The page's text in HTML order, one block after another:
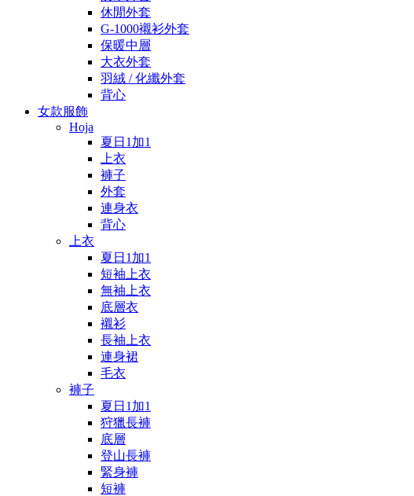
休閒外套
G-1000襯衫外套
保暖中層
大衣外套
羽絨 / 化纖外套
背心
女款服飾
Hoja
夏日1加1
上衣
褲子
外套
連身衣
背心
上衣
夏日1加1
短袖上衣
無袖上衣
底層衣
襯衫
長袖上衣
連身裙
毛衣
褲子
夏日1加1
狩獵長褲
底層
登山長褲
緊身褲
短褲